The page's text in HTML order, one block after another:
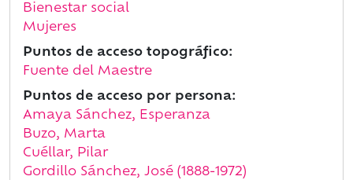
Bienestar social
Mujeres
Puntos de acceso topográfico:
Fuente del Maestre
Puntos de acceso por persona:
Amaya Sánchez, Esperanza
Buzo, Marta
Cuéllar, Pilar
Gordillo Sánchez, José (1888-1972)